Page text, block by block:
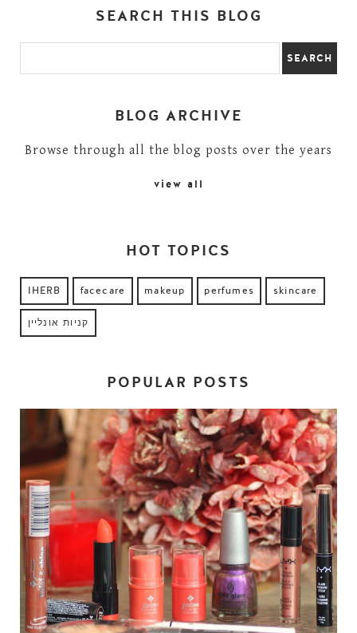
SEARCH THIS BLOG
BLOG ARCHIVE
Browse through all the blog posts over the years
view all
HOT TOPICS
IHERB facecare makeup perfumes skincare
קניות אונליין
POPULAR POSTS